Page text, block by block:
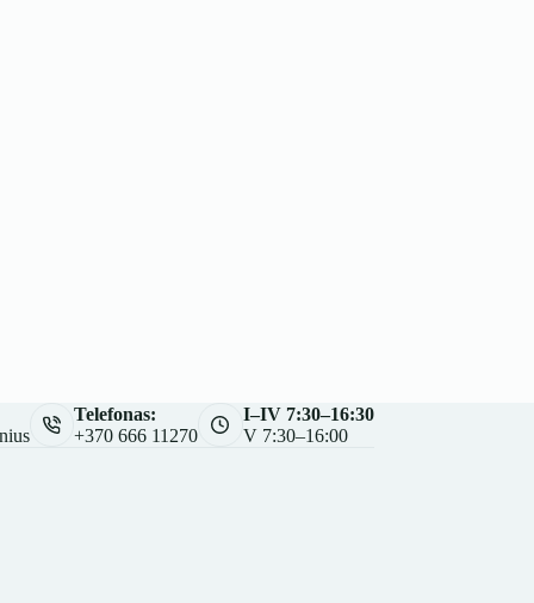
Telefonas:
+370 666 11270
I–IV 7:30–16:30
V 7:30–16:00